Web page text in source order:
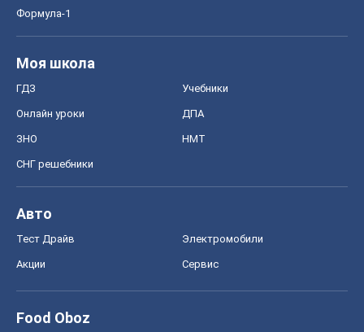
Формула-1
Моя школа
ГДЗ Учебники
Онлайн уроки ДПА
ЗНО НМТ
СНГ решебники
Авто
Тест Драйв Электромобили
Акции Сервис
Food Oboz